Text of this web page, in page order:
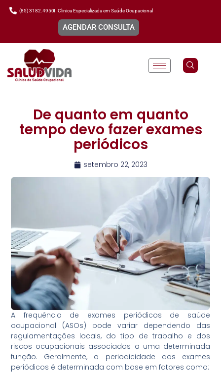
(85) 3182.4950 Clinica Especializada em Saúde Ocupacional
AGENDAR CONSULTA
De quanto em quanto
tempo devo fazer exames
periódicos
setembro 22, 2023
A frequência de exames periódicos de saúde
ocupacional (ASOs) pode variar dependendo das
regulamentações locais, do tipo de trabalho e dos
riscos ocupacionais associados a uma determinada
função. Geralmente, a periodicidade dos exames
periódicos é determinada com base em fatores como: